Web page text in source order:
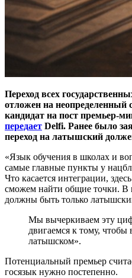
Переход всех
отложен на неопределенный
кандидат на пост премьер-
передает Delfi. Ранее было
переход на латышский
«Язык обучения в школах и
самые главные пункты у
Что касается интеграции,
сможем найти общие точки. В
должны быть только
Мы вычеркиваем эту
двигаемся к тому, чтобы
латышском».
Потенциальный премьер
госязык нужно постепенно.